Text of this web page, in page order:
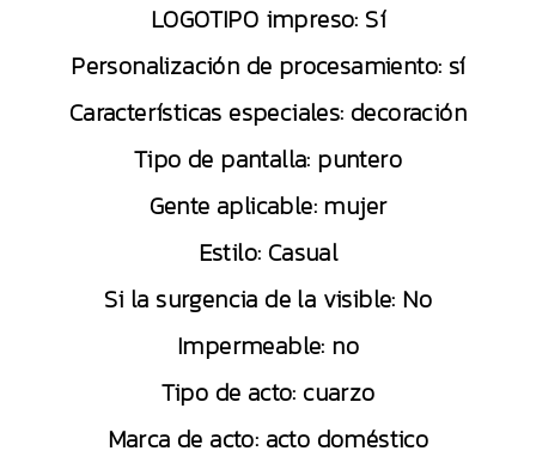
LOGOTIPO impreso: Sí
Personalización de procesamiento: sí
Características especiales: decoración
Tipo de pantalla: puntero
Gente aplicable: mujer
Estilo: Casual
Si la surgencia de la visible: No
Impermeable: no
Tipo de acto: cuarzo
Marca de acto: acto doméstico